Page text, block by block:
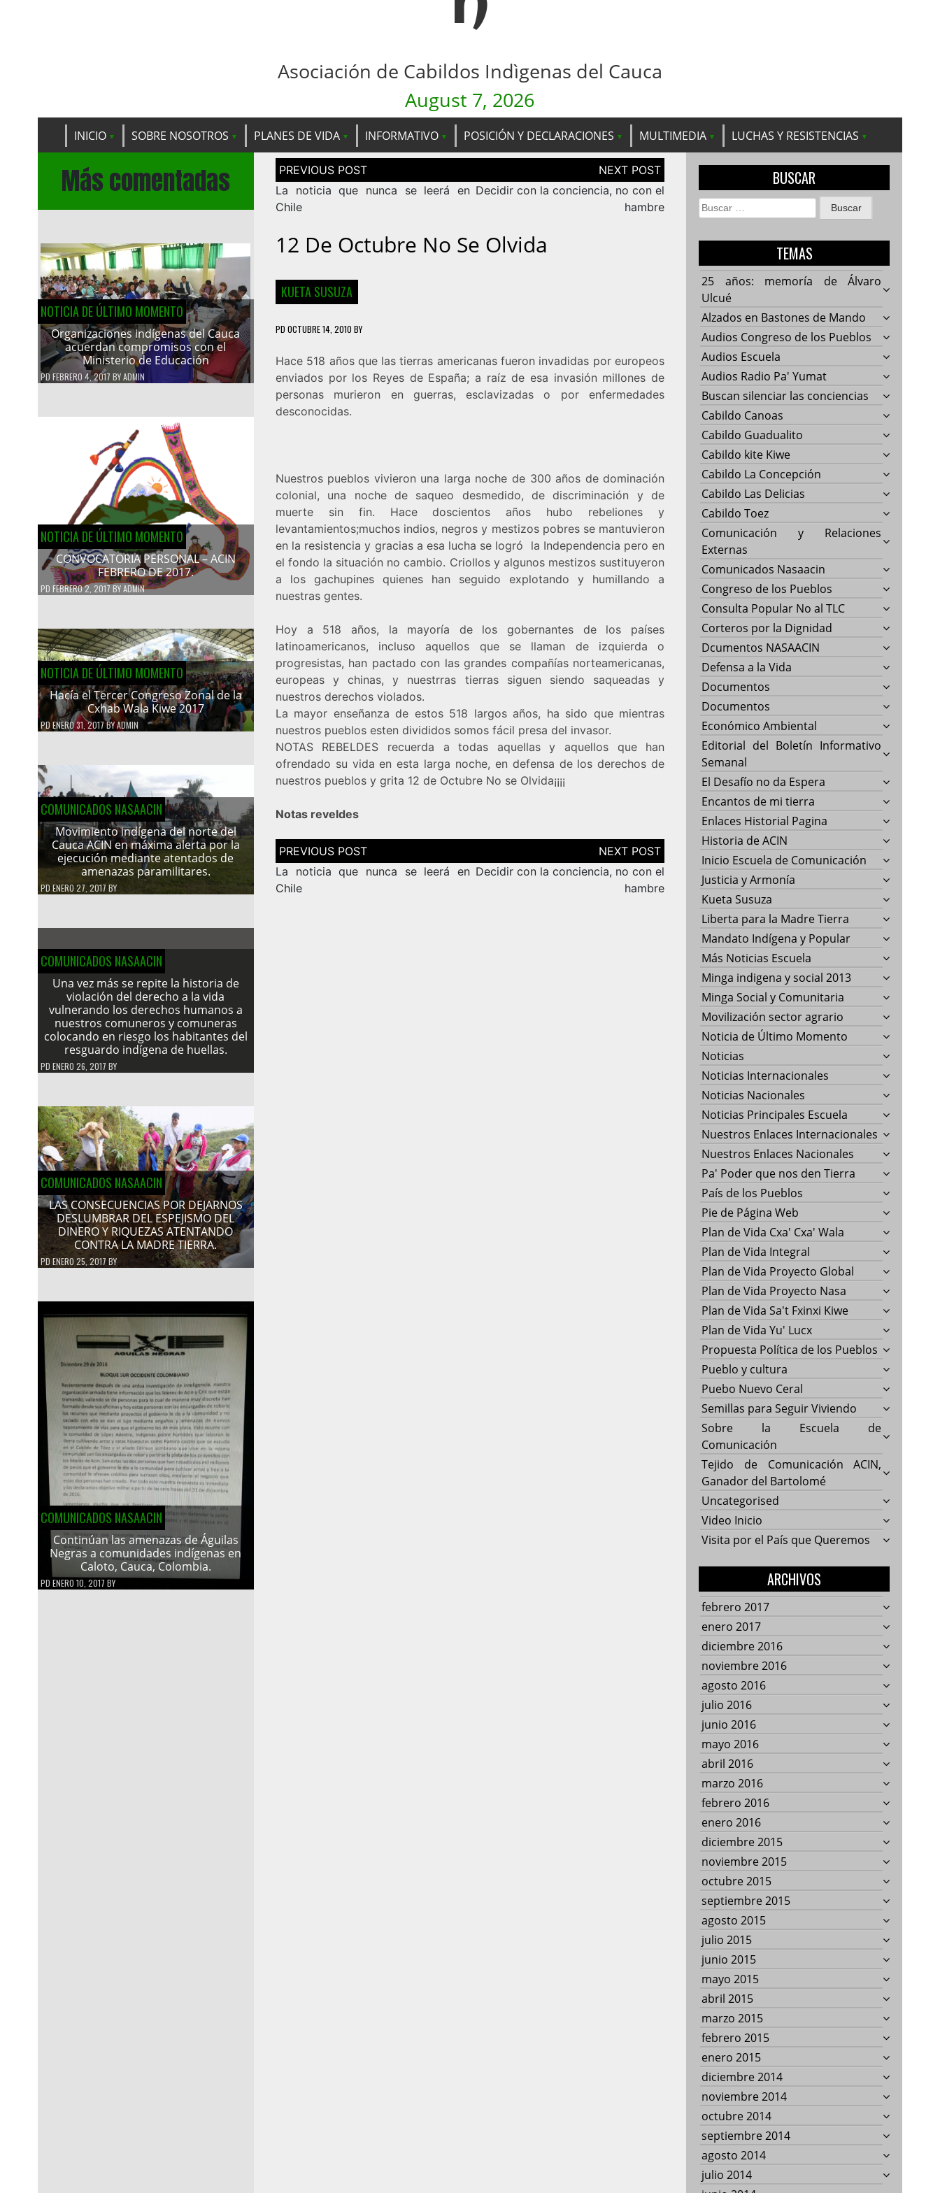
Asociación de Cabildos Indìgenas del Cauca
August 7, 2026
INICIO SOBRE NOSOTROS PLANES DE VIDA INFORMATIVO POSICIÓN Y DECLARACIONES MULTIMEDIA LUCHAS Y RESISTENCIAS
Más comentadas
NOTICIA DE ÚLTIMO MOMENTO
Organizaciones indígenas del Cauca
acuerdan compromisos con el
Ministerio de Educación
PD FEBRERO 4, 2017 BYADMIN
NOTICIA DE ÚLTIMO MOMENTO
CONVOCATORIA PERSONAL – ACIN
FEBRERO DE 2017.
PD FEBRERO 2, 2017BYADMIN
NOTICIA DE ÚLTIMO MOMENTO
Hacía el Tercer Congreso Zonal de la
Cxhab Wala Kiwe 2017
PDENERO 31, 2017BYADMIN
COMUNICADOS NASAACIN
Movimiento indígena del norte del
Cauca ACIN en máxima alerta por la
ejecución mediante atentados de
amenazas paramilitares.
PD ENERO 27, 2017 BY
COMUNICADOS NASAACIN
Una vez más se repite la historia de
violación del derecho a la vida
vulnerando los derechos humanos a
nuestros comuneros y comuneras
colocando en riesgo los habitantes del
resguardo indígena de huellas.
PD ENERO 26, 2017 BY
COMUNICADOS NASAACIN
LAS CONSECUENCIAS POR DEJARNOS
DESLUMBRAR DEL ESPEJISMO DEL
DINERO Y RIQUEZAS ATENTANDO
CONTRA LA MADRE TIERRA.
PDENERO 25, 2017 BY
COMUNICADOS NASAACIN
Continúan las amenazas de Águilas
Negras a comunidades indígenas en
Caloto, Cauca, Colombia.
PD ENERO 10, 2017 BY
Navegación
de
entradas
La noticia que nunca se leerá en
Chile
Decidir con la conciencia, no con el
hambre
12 De Octubre No Se Olvida
KUETA SUSUZA
PD OCTUBRE 14, 2010 BY
Hace 518 años que las tierras americanas fueron invadidas por europeos
enviados por los Reyes de España; a raíz de esa invasión millones de
personas murieron en guerras, esclavizadas o por enfermedades
desconocidas.
Nuestros pueblos vivieron una larga noche de 300 años de dominación
colonial, una noche de saqueo desmedido, de discriminación y de
muerte sin fin. Hace doscientos años hubo rebeliones y
levantamientos;muchos indios, negros y mestizos pobres se mantuvieron
en la resistencia y gracias a esa lucha se logró la Independencia pero en
el fondo la situación no cambio. Criollos y algunos mestizos sustituyeron
a los gachupines quienes han seguido explotando y humillando a
nuestras gentes.
Hoy a 518 años, la mayoría de los gobernantes de los países
latinoamericanos, incluso aquellos que se llaman de izquierda o
progresistas, han pactado con las grandes compañías norteamericanas,
europeas y chinas, y nuestrras tierras siguen siendo saqueadas y
nuestros derechos violados.
La mayor enseñanza de estos 518 largos años, ha sido que mientras
nuestros pueblos esten divididos somos fácil presa del invasor.
NOTAS REBELDES recuerda a todas aquellas y aquellos que han
ofrendado su vida en esta larga noche, en defensa de los derechos de
nuestros pueblos y grita 12 de Octubre No se Olvida¡¡¡¡
Notas reveldes
Navegación
de
entradas
La noticia que nunca se leerá en
Chile
Decidir con la conciencia, no con el
hambre
BUSCAR
Buscar:
TEMAS
25 años: memoría de Álvaro
Ulcué
Alzados en Bastones de Mando
Audios Congreso de los Pueblos
Audios Escuela
Audios Radio Pa' Yumat
Buscan silenciar las conciencias
Cabildo Canoas
Cabildo Guadualito
Cabildo kite Kiwe
Cabildo La Concepción
Cabildo Las Delicias
Cabildo Toez
Comunicación y Relaciones
Externas
Comunicados Nasaacin
Congreso de los Pueblos
Consulta Popular No al TLC
Corteros por la Dignidad
Dcumentos NASAACIN
Defensa a la Vida
Documentos
Documentos
Económico Ambiental
Editorial del Boletín Informativo
Semanal
El Desafío no da Espera
Encantos de mi tierra
Enlaces Historial Pagina
Historia de ACIN
Inicio Escuela de Comunicación
Justicia y Armonía
Kueta Susuza
Liberta para la Madre Tierra
Mandato Indígena y Popular
Más Noticias Escuela
Minga indigena y social 2013
Minga Social y Comunitaria
Movilización sector agrario
Noticia de Último Momento
Noticias
Noticias Internacionales
Noticias Nacionales
Noticias Principales Escuela
Nuestros Enlaces Internacionales
Nuestros Enlaces Nacionales
Pa' Poder que nos den Tierra
País de los Pueblos
Pie de Página Web
Plan de Vida Cxa' Cxa' Wala
Plan de Vida Integral
Plan de Vida Proyecto Global
Plan de Vida Proyecto Nasa
Plan de Vida Sa't Fxinxi Kiwe
Plan de Vida Yu' Lucx
Propuesta Política de los Pueblos
Pueblo y cultura
Puebo Nuevo Ceral
Semillas para Seguir Viviendo
Sobre la Escuela de
Comunicación
Tejido de Comunicación ACIN,
Ganador del Bartolomé
Uncategorised
Video Inicio
Visita por el País que Queremos
ARCHIVOS
febrero 2017
enero 2017
diciembre 2016
noviembre 2016
agosto 2016
julio 2016
junio 2016
mayo 2016
abril 2016
marzo 2016
febrero 2016
enero 2016
diciembre 2015
noviembre 2015
octubre 2015
septiembre 2015
agosto 2015
julio 2015
junio 2015
mayo 2015
abril 2015
marzo 2015
febrero 2015
enero 2015
diciembre 2014
noviembre 2014
octubre 2014
septiembre 2014
agosto 2014
julio 2014